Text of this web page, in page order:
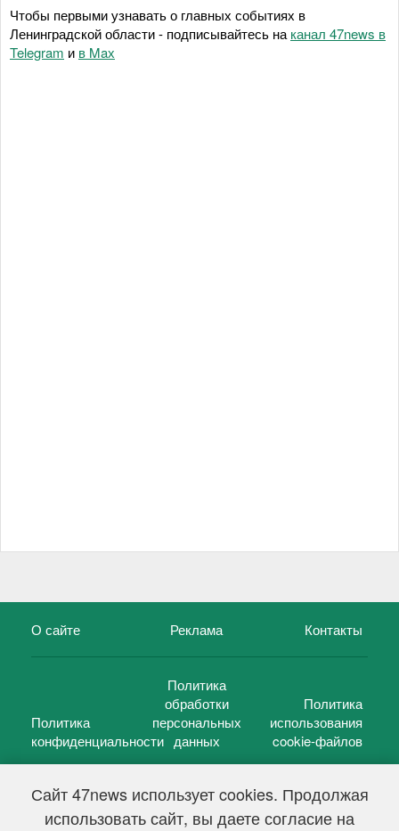
Сайт 47news использует cookies. Продолжая
использовать сайт, вы даете согласие на
Чтобы первыми узнавать о главных событиях в
Ленинградской области - подписывайтесь на канал 47news в
Telegram и в Maх
О сайте Реклама Контакты
Политика
конфиденциальности
Политика
обработки
персональных
данных
Политика
использования
cookie-файлов